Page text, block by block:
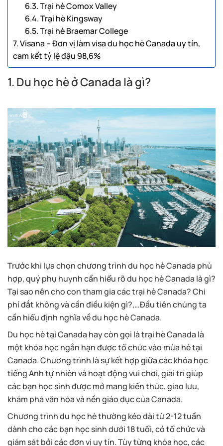
6.3. Trại hè Comox Valley
6.4. Trại hè Kingsway
6.5. Trại hè Braemar College
7. Visana – Đơn vị làm visa du học hè Canada uy tín,
cam kết tỷ lệ đậu 98,6%
1. Du học hè ở Canada là gì?
Trước khi lựa chọn chương trình du học hè Canada phù
hợp, quý phụ huynh cần hiểu rõ du học hè Canada là gì?
Tại sao nên cho con tham gia các trại hè Canada? Chi
phí đắt không và cần điều kiện gì?,…Đầu tiên chúng ta
cần hiểu định nghĩa về du học hè Canada.
Du học hè tại Canada hay còn gọi là trại hè Canada là
một khóa học ngắn hạn được tổ chức vào mùa hè tại
Canada. Chương trình là sự kết hợp giữa các khóa học
tiếng Anh tự nhiên và hoạt động vui chơi, giải trí giúp
các bạn học sinh được mở mang kiến thức, giao lưu,
khám phá văn hóa và nền giáo dục của Canada.
Chương trình du học hè thường kéo dài từ 2-12 tuần
dành cho các bạn học sinh dưới 18 tuổi, có tổ chức và
giám sát bởi các đơn vị uy tín. Tùy từng khóa học, các